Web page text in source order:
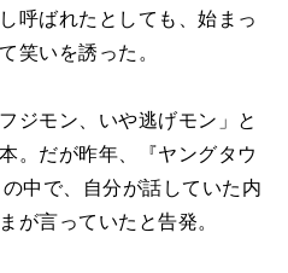
呼ばれたとしても、始まっ
笑いを誘った。
ジモン、いや逃げモン」と
。だが昨年、『ヤングタウ
中で、自分が話していた内
が言っていたと告発。